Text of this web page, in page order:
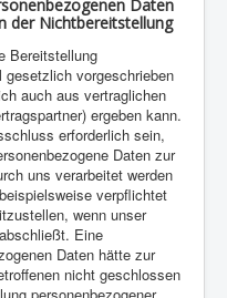
Daten
der Nichtbereitstellung
Bereitstellung
gesetzlich vorgeschrieben
auch aus vertraglichen
ergeben kann.
erforderlich sein,
Daten zur
uns verarbeitet werden
verpflichtet
wenn unser
Eine
Daten hätte zur
nicht geschlossen